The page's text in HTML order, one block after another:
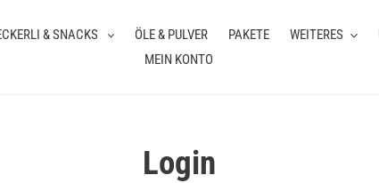
& SNACKS ÖLE & PULVER PAKETE WEITERES
MEIN KONTO
Login